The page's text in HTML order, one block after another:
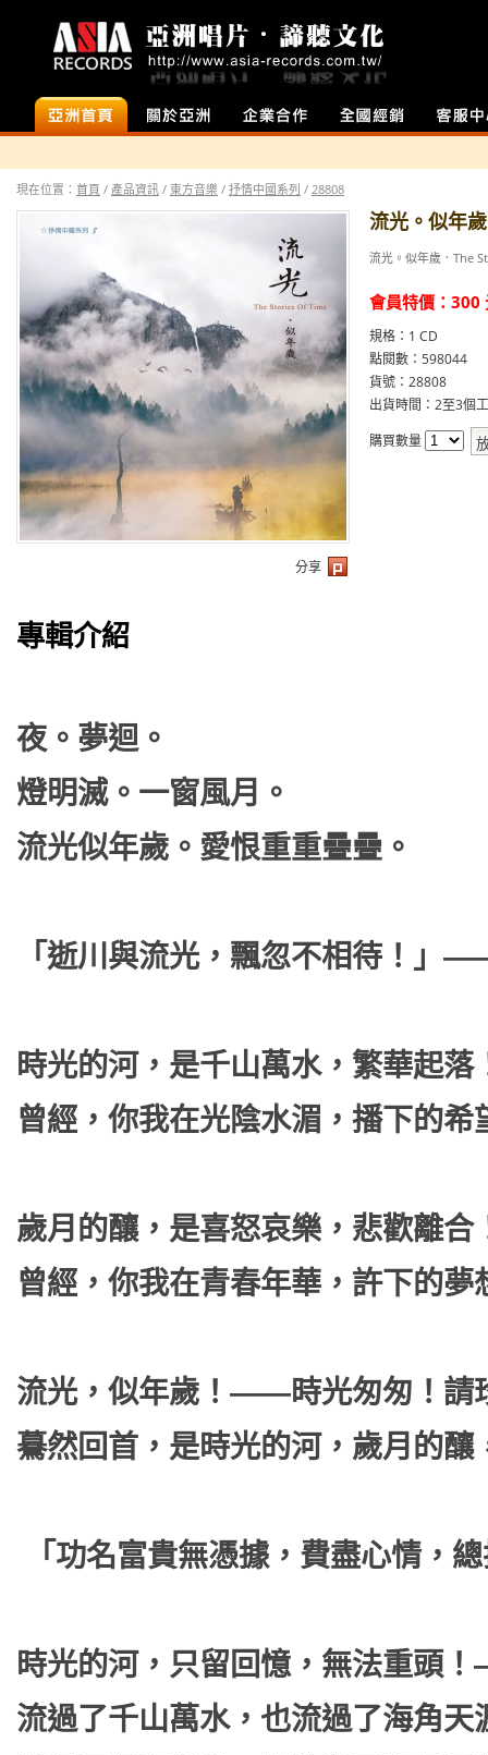
現在位置： 首頁 / 產品資訊 / 東方音樂 / 抒情中國系列 / 28808
分享
流光。似年歲
流光。似年歲．The
會員特價： 300
規格：1 CD
點閱數：598044
貨號：28808
出貨時間：2至3個
購買數量
專輯介紹
夜。夢迴。
燈明滅。一窗風月。
流光似年歲。愛恨重重疊疊。
「逝川與流光，飄忽不相待！」
時光的河，是千山萬水，繁華起
曾經，你我在光陰水湄，播下的
歲月的釀，是喜怒哀樂，悲歡離
曾經，你我在青春年華，許下的
流光，似年歲！——時光匆匆！請
驀然回首，是時光的河，歲月的
「功名富貴無憑據，費盡心情，
時光的河，只留回憶，無法重頭
流過了千山萬水，也流過了海角天